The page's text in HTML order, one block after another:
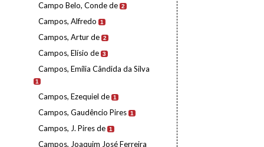
Campo Belo, Conde de 2
Campos, Alfredo 1
Campos, Artur de 2
Campos, Elísio de 3
Campos, Emília Cândida da Silva
1
Campos, Ezequiel de 1
Campos, Gaudêncio Pires 1
Campos, J. Pires de 1
Campos, Joaquim José Ferreira